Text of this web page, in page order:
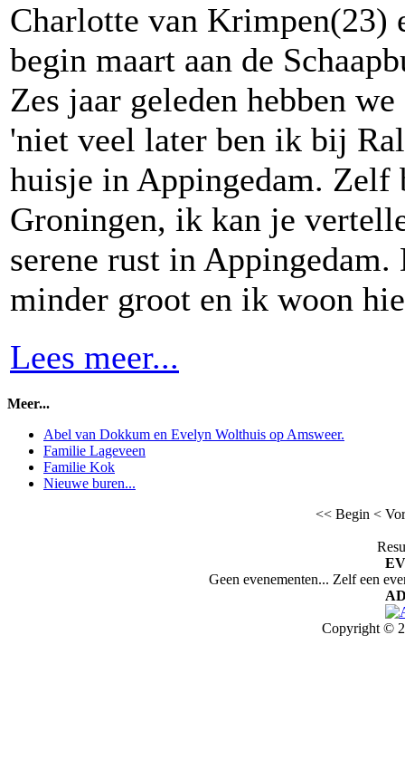
Charlotte van Krimpen(23)
begin maart aan de
Zes jaar geleden hebben
'niet veel later ben ik bij
huisje in Appingedam. Zelf
Groningen, ik kan je
serene rust in
minder groot en ik woon
Lees meer...
Meer...
Abel van Dokkum en Evelyn Wolthuis op Amsweer.
Familie Lageveen
Familie Kok
Nieuwe buren...
<< Begin <
Geen evenementen... Zelf een
Copyright ©